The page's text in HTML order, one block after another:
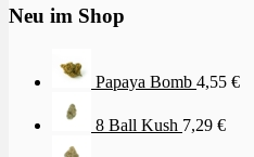
Neu im Shop
Papaya Bomb 4,55 €
8 Ball Kush 7,29 €